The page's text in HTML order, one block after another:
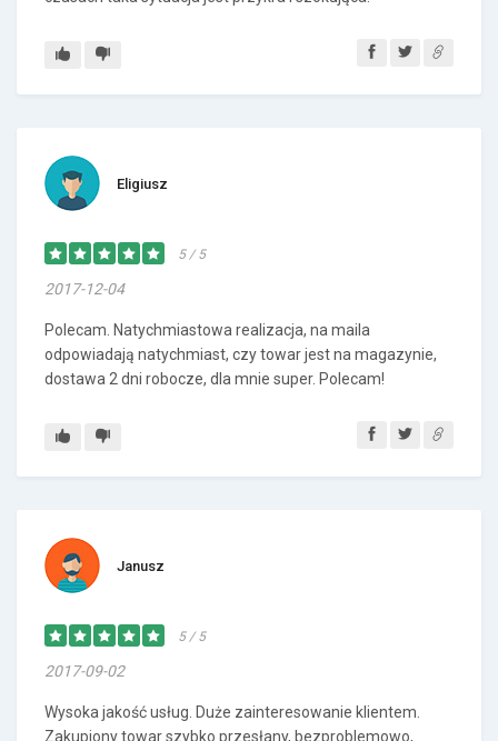
Eligiusz
5 / 5
2017-12-04
Polecam. Natychmiastowa realizacja, na maila
odpowiadają natychmiast, czy towar jest na magazynie,
dostawa 2 dni robocze, dla mnie super. Polecam!
Janusz
5 / 5
2017-09-02
Wysoka jakość usług. Duże zainteresowanie klientem.
Zakupiony towar szybko przesłany, bezproblemowo,